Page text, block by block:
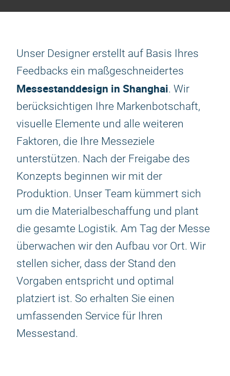
Unser Designer erstellt auf Basis Ihres
Feedbacks ein maßgeschneidertes
Messestanddesign in Shanghai. Wir
berücksichtigen Ihre Markenbotschaft,
visuelle Elemente und alle weiteren
Faktoren, die Ihre Messeziele
unterstützen. Nach der Freigabe des
Konzepts beginnen wir mit der
Produktion. Unser Team kümmert sich
um die Materialbeschaffung und plant
die gesamte Logistik. Am Tag der Messe
überwachen wir den Aufbau vor Ort. Wir
stellen sicher, dass der Stand den
Vorgaben entspricht und optimal
platziert ist. So erhalten Sie einen
umfassenden Service für Ihren
Messestand.